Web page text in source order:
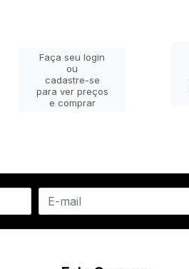
Faça seu login
ou
cadastre-se
para ver preços
e comprar